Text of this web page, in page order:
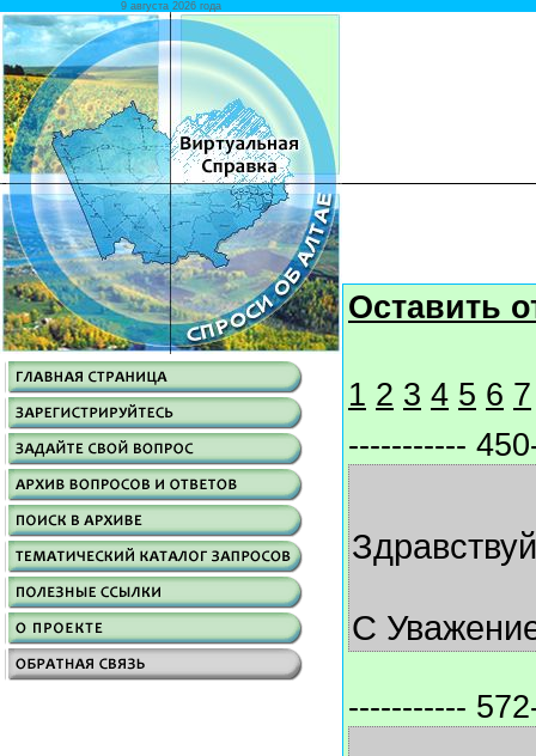
9 августа 2026 года
Оставить
1 2 3 4 5 6 7
-----------
С
-----------